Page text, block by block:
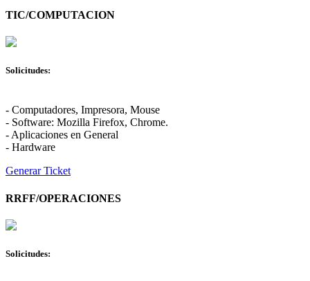
TIC/COMPUTACION
Solicitudes:
- Computadores, Impresora, Mouse
- Software: Mozilla Firefox, Chrome.
- Aplicaciones en General
- Hardware
Generar Ticket
RRFF/OPERACIONES
Solicitudes: